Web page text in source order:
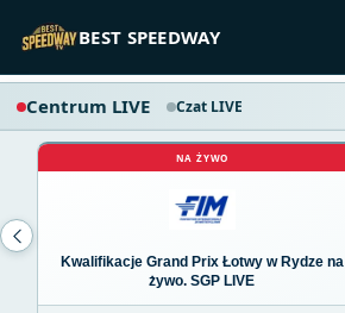
BEST SPEEDWAY
Centrum LIVE Czat LIVE
NA ŻYWO
Kwalifikacje Grand Prix Łotwy w Rydze na
żywo. SGP LIVE